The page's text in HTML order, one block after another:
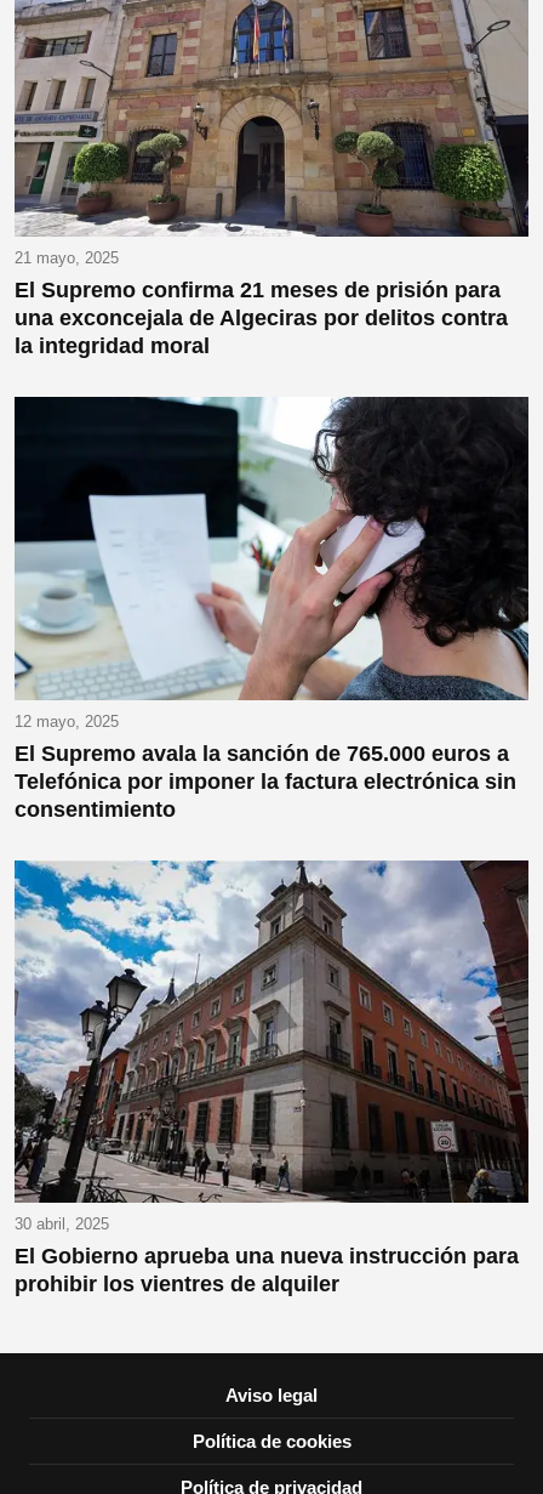
21 mayo, 2025
El Supremo confirma 21 meses de prisión para
una exconcejala de Algeciras por delitos contra
la integridad moral
12 mayo, 2025
El Supremo avala la sanción de 765.000 euros a
Telefónica por imponer la factura electrónica sin
consentimiento
30 abril, 2025
El Gobierno aprueba una nueva instrucción para
prohibir los vientres de alquiler
Aviso legal
Política de cookies
Política de privacidad